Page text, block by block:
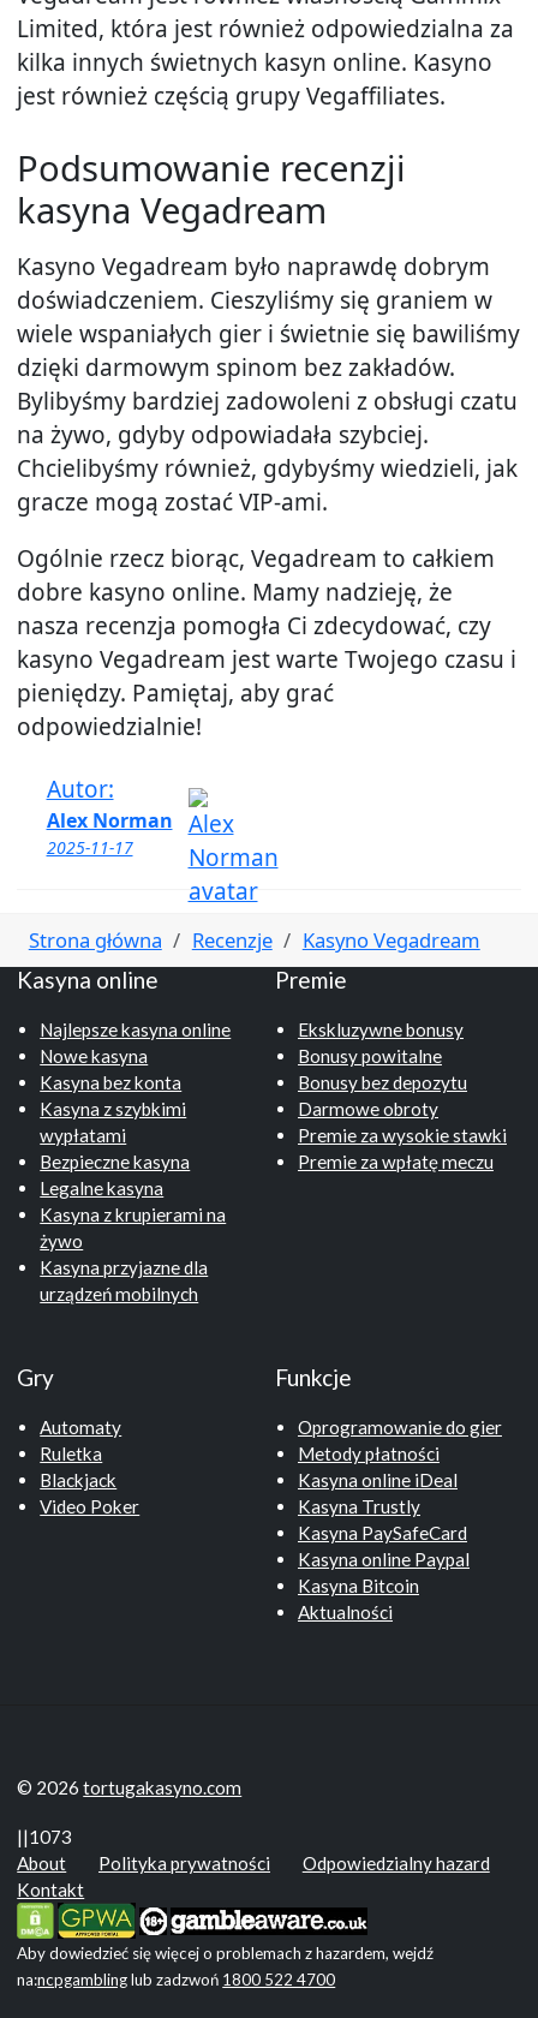
Limited, która jest również odpowiedzialna za
kilka innych świetnych kasyn online. Kasyno
jest również częścią grupy Vegaffiliates.
Podsumowanie recenzji
kasyna Vegadream
Kasyno Vegadream było naprawdę dobrym
doświadczeniem. Cieszyliśmy się graniem w
wiele wspaniałych gier i świetnie się bawiliśmy
dzięki darmowym spinom bez zakładów.
Bylibyśmy bardziej zadowoleni z obsługi czatu
na żywo, gdyby odpowiadała szybciej.
Chcielibyśmy również, gdybyśmy wiedzieli, jak
gracze mogą zostać VIP-ami.
Ogólnie rzecz biorąc, Vegadream to całkiem
dobre kasyno online. Mamy nadzieję, że
nasza recenzja pomogła Ci zdecydować, czy
kasyno Vegadream jest warte Twojego czasu i
pieniędzy. Pamiętaj, aby grać
odpowiedzialnie!
Autor:
Alex Norman
2025-11-17
Strona główna Recenzje
Kasyno Vegadream
Kasyna online
Najlepsze kasyna online
Nowe kasyna
Kasyna bez konta
Kasyna z szybkimi
wypłatami
Bezpieczne kasyna
Legalne kasyna
Kasyna z krupierami na
żywo
Kasyna przyjazne dla
urządzeń mobilnych
Premie
Ekskluzywne bonusy
Bonusy powitalne
Bonusy bez depozytu
Darmowe obroty
Premie za wysokie stawki
Premie za wpłatę meczu
Gry
Automaty
Ruletka
Blackjack
Video Poker
Funkcje
Oprogramowanie do gier
Metody płatności
Kasyna online iDeal
Kasyna Trustly
Kasyna PaySafeCard
Kasyna online Paypal
Kasyna Bitcoin
Aktualności
© 2026tortugakasyno.com
||1073
About
Polityka prywatności
Odpowiedzialny hazard
Kontakt
Aby dowiedzieć się więcej o problemach z hazardem, wejdź
na:ncpgamblinglub zadzwoń 1800 522 4700